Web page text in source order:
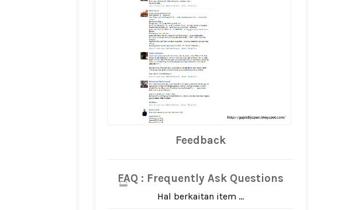
Feedback
FAQ : Frequently Ask Questions
Hal berkaitan item ...